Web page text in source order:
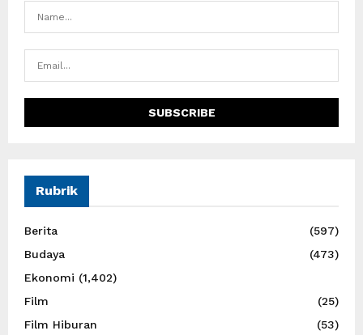
Rubrik
Berita
(597)
Budaya
(473)
Ekonomi (1,402)
Film
(25)
Film Hiburan
(53)